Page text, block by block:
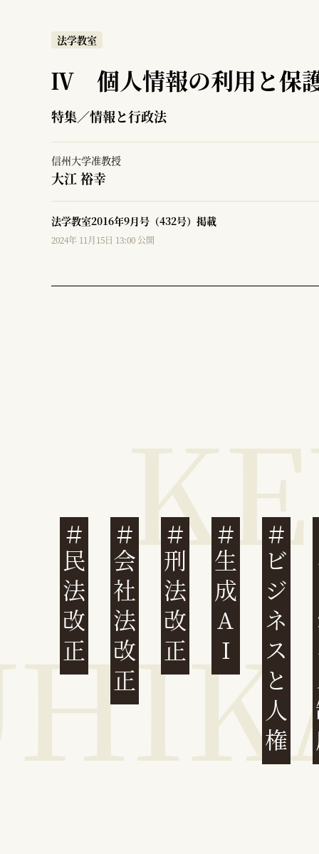
法学教室
Ⅳ 個人情報の利用と保
特集／情報と行政法
信州大学准教授
大江 裕幸
法学教室2016年9月号（432号）掲載
2024年 11月15日 13:00 公開
民法改正 会社法改正 刑法改正 生成AI ビジネスと人権